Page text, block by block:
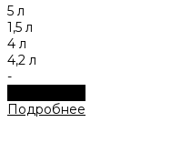
5 л
1,5 л
4 л
4,2 л
-
Подробнее